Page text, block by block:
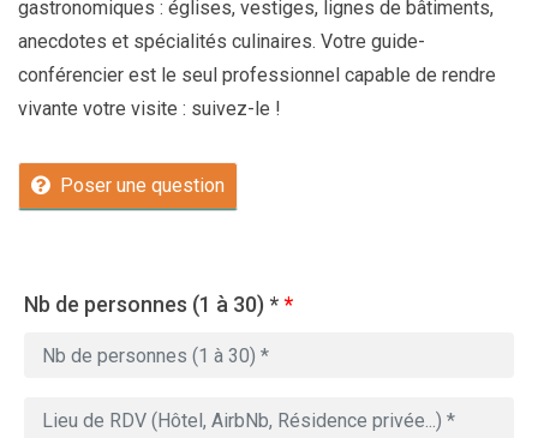
gastronomiques : églises, vestiges, lignes de bâtiments,
anecdotes et spécialités culinaires. Votre guide-
conférencier est le seul professionnel capable de rendre
vivante votre visite : suivez-le !
Poser une question
Nb de personnes (1 à 30) **